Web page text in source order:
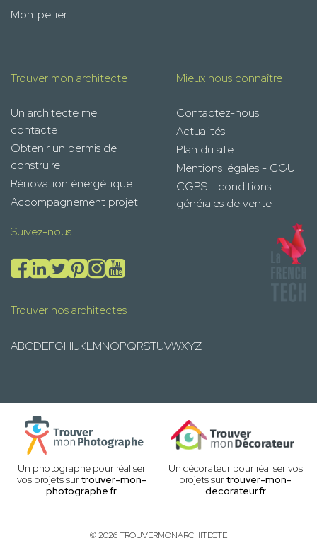
Montpellier
Trouver mon architecte
Un architecte me
contacte
Obtenir un permis de
construire
Rénovation énergétique
Accompagnement projet
Mieux nous connaître
Contactez-nous
Actualités
Plan du site
Mentions légales - CGU
CGPS - conditions
générales de vente
Suivez-nous
Trouver nos architectes
ABCDEFGHIJKLMNOPQRSTUVWXYZ
Un photographe pour réaliser
vos projets surtrouver-mon-
photographe.fr
Un décorateur pour réaliser vos
projets surtrouver-mon-
decorateur.fr
© 2026 TROUVERMONARCHITECTE